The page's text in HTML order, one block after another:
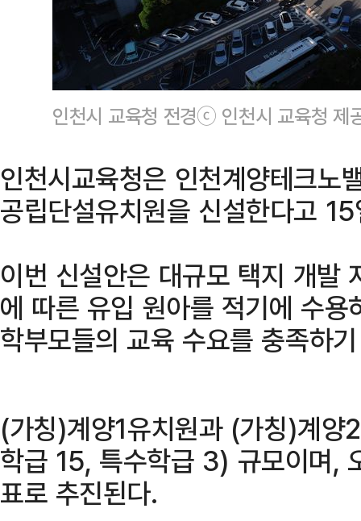
인천시 교육청 전경ⓒ 인천시 교육청 제
인천시교육청은 인천계양테크노
공립단설유치원을 신설한다고
이번 신설안은 대규모 택지 개발
에 따른 유입 원아를 적기에 수
학부모들의 교육 수요를 충족하
(가칭)계양1유치원과 (가칭)계
학급 15, 특수학급 3) 규모이며,
표로 추진된다.